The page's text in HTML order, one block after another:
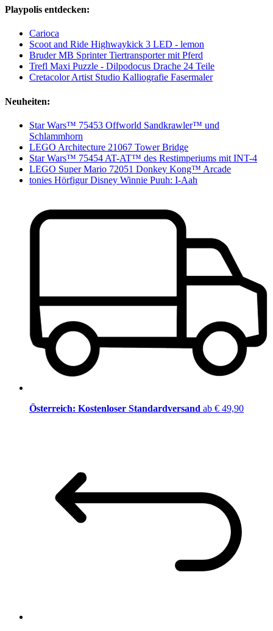
Playpolis entdecken:
Carioca
Scoot and Ride Highwaykick 3 LED - lemon
Bruder MB Sprinter Tiertransporter mit Pferd
Trefl Maxi Puzzle - Dilpodocus Drache 24 Teile
Cretacolor Artist Studio Kalliografie Fasermaler
Neuheiten:
Star Wars™ 75453 Offworld Sandkrawler™ und
Schlammhorn
LEGO Architecture 21067 Tower Bridge
Star Wars™ 75454 AT-AT™ des Restimperiums mit INT-4
LEGO Super Mario 72051 Donkey Kong™ Arcade
tonies Hörfigur Disney Winnie Puuh: I-Aah
Österreich: Kostenloser Standardversand ab € 49,90